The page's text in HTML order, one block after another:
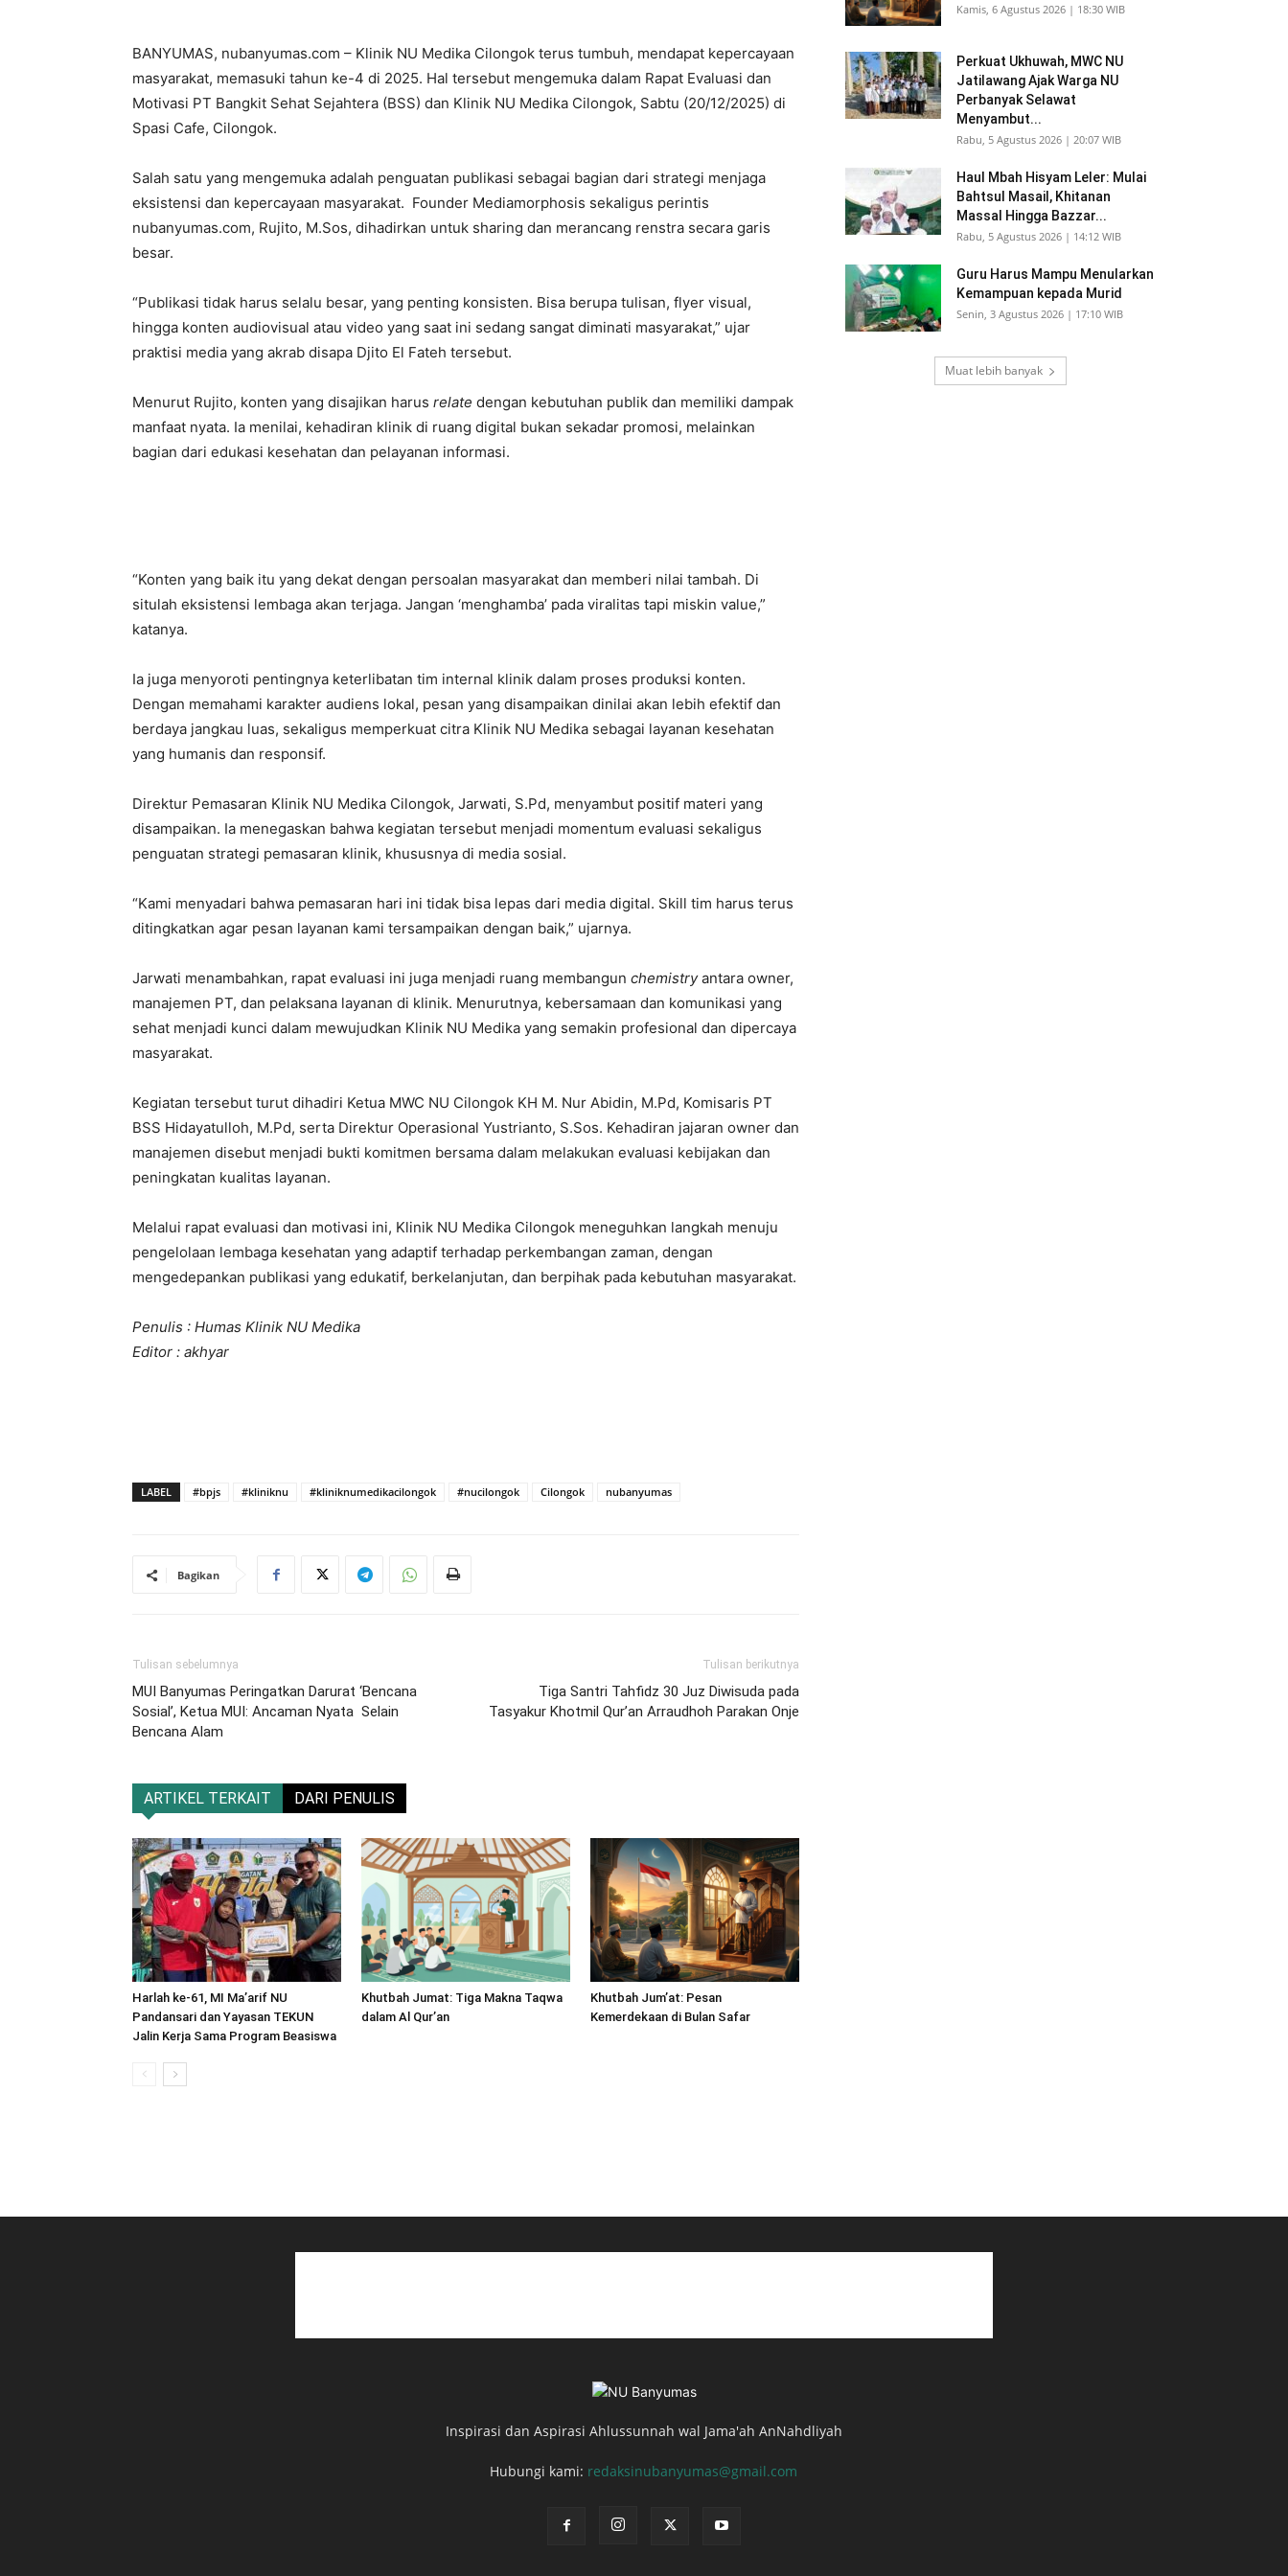
BANYUMAS, nubanyumas.com – Klinik NU Medika Cilongok terus tumbuh, mendapat kepercayaan
masyarakat, memasuki tahun ke-4 di 2025. Hal tersebut mengemuka dalam Rapat Evaluasi dan
Motivasi PT Bangkit Sehat Sejahtera (BSS) dan Klinik NU Medika Cilongok, Sabtu (20/12/2025) di
Spasi Cafe, Cilongok.
Salah satu yang mengemuka adalah penguatan publikasi sebagai bagian dari strategi menjaga
eksistensi dan kepercayaan masyarakat. Founder Mediamorphosis sekaligus perintis
nubanyumas.com, Rujito, M.Sos, dihadirkan untuk sharing dan merancang renstra secara garis
besar.
“Publikasi tidak harus selalu besar, yang penting konsisten. Bisa berupa tulisan, flyer visual,
hingga konten audiovisual atau video yang saat ini sedang sangat diminati masyarakat,” ujar
praktisi media yang akrab disapa Djito El Fateh tersebut.
Menurut Rujito, konten yang disajikan harus relate dengan kebutuhan publik dan memiliki dampak
manfaat nyata. Ia menilai, kehadiran klinik di ruang digital bukan sekadar promosi, melainkan
bagian dari edukasi kesehatan dan pelayanan informasi.
“Konten yang baik itu yang dekat dengan persoalan masyarakat dan memberi nilai tambah. Di
situlah eksistensi lembaga akan terjaga. Jangan ‘menghamba’ pada viralitas tapi miskin value,”
katanya.
Ia juga menyoroti pentingnya keterlibatan tim internal klinik dalam proses produksi konten.
Dengan memahami karakter audiens lokal, pesan yang disampaikan dinilai akan lebih efektif dan
berdaya jangkau luas, sekaligus memperkuat citra Klinik NU Medika sebagai layanan kesehatan
yang humanis dan responsif.
Direktur Pemasaran Klinik NU Medika Cilongok, Jarwati, S.Pd, menyambut positif materi yang
disampaikan. Ia menegaskan bahwa kegiatan tersebut menjadi momentum evaluasi sekaligus
penguatan strategi pemasaran klinik, khususnya di media sosial.
“Kami menyadari bahwa pemasaran hari ini tidak bisa lepas dari media digital. Skill tim harus terus
ditingkatkan agar pesan layanan kami tersampaikan dengan baik,” ujarnya.
Jarwati menambahkan, rapat evaluasi ini juga menjadi ruang membangun chemistryantara owner,
manajemen PT, dan pelaksana layanan di klinik. Menurutnya, kebersamaan dan komunikasi yang
sehat menjadi kunci dalam mewujudkan Klinik NU Medika yang semakin profesional dan dipercaya
masyarakat.
Kegiatan tersebut turut dihadiri Ketua MWC NU Cilongok KH M. Nur Abidin, M.Pd, Komisaris PT
BSS Hidayatulloh, M.Pd, serta Direktur Operasional Yustrianto, S.Sos. Kehadiran jajaran owner dan
manajemen disebut menjadi bukti komitmen bersama dalam melakukan evaluasi kebijakan dan
peningkatan kualitas layanan.
Melalui rapat evaluasi dan motivasi ini, Klinik NU Medika Cilongok meneguhkan langkah menuju
pengelolaan lembaga kesehatan yang adaptif terhadap perkembangan zaman, dengan
mengedepankan publikasi yang edukatif, berkelanjutan, dan berpihak pada kebutuhan masyarakat.
Penulis : Humas Klinik NU Medika
Editor : akhyar
LABEL #bpjs #kliniknu #kliniknumedikacilongok #nucilongok Cilongok nubanyumas
Bagikan
Tulisan sebelumnya
MUI Banyumas Peringatkan Darurat ‘Bencana
Sosial’, Ketua MUI: Ancaman Nyata Selain
Bencana Alam
Tulisan berikutnya
Tiga Santri Tahfidz 30 Juz Diwisuda pada
Tasyakur Khotmil Qur’an Arraudhoh Parakan Onje
ARTIKEL TERKAIT DARI PENULIS
Harlah ke-61, MI Ma’arif NU
Pandansari dan Yayasan TEKUN
Jalin Kerja Sama Program Beasiswa
Khutbah Jumat: Tiga Makna Taqwa
dalam Al Qur’an
Khutbah Jum’at: Pesan
Kemerdekaan di Bulan Safar
Kamis, 6 Agustus 2026 | 18:30 WIB
Perkuat Ukhuwah, MWC NU
Jatilawang Ajak Warga NU
Perbanyak Selawat
Menyambut...
Rabu, 5 Agustus 2026 | 20:07 WIB
Haul Mbah Hisyam Leler: Mulai
Bahtsul Masail, Khitanan
Massal Hingga Bazzar...
Rabu, 5 Agustus 2026 | 14:12 WIB
Guru Harus Mampu Menularkan
Kemampuan kepada Murid
Senin, 3 Agustus 2026 | 17:10 WIB
Muat lebih banyak
Inspirasi dan Aspirasi Ahlussunnah wal Jama'ah AnNahdliyah
Hubungi kami: redaksinubanyumas@gmail.com